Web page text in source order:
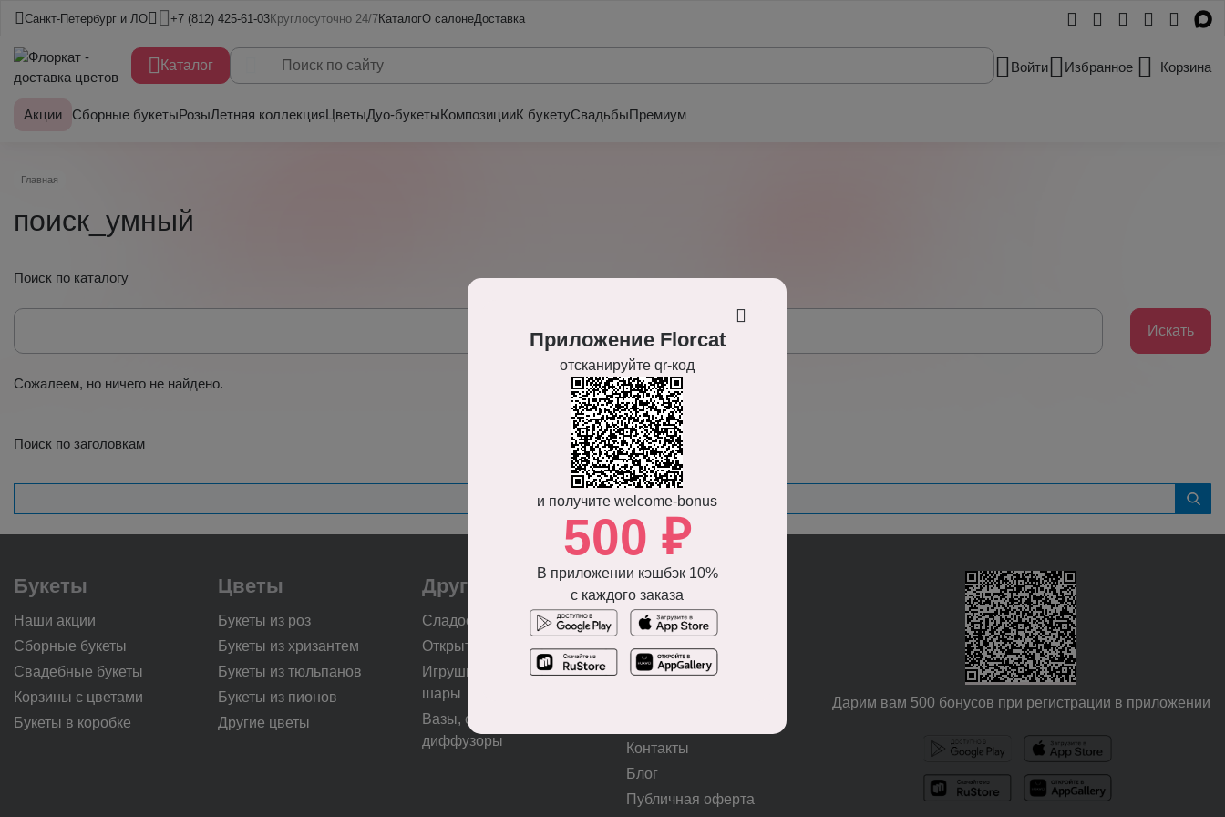
Санкт-Петербург и ЛО +7 (812) 425-61-03Круглосуточно 24/7КаталогО салонеДоставка
Каталог Войти Избранное Корзина
Акции Сборные букетыРозыЛетняя коллекцияЦветыДуо-букетыКомпозицииК букетуСвадьбыПремиум
Главная
поиск_умный
Поиск по каталогу
Сожалеем, но ничего не найдено.
Поиск по заголовкам
Приложение Florcat
отсканируйте qr-код
и получите welcome-bonus
500 ₽
В приложении кэшбэк 10%
с каждого заказа
Букеты
Наши акции
Сборные букеты
Свадебные букеты
Корзины с цветами
Букеты в коробке
Цветы
Букеты из роз
Букеты из хризантем
Букеты из тюльпанов
Букеты из пионов
Другие цветы
Другое
Сладости
Открытки и топперы
Игрушки и воздушные
шары
Вазы, свечи и
диффузоры
Клиентам
О нас
Оплата
Доставка
Контакты
Блог
Публичная оферта
Дарим вам 500 бонусов при регистрации в приложении